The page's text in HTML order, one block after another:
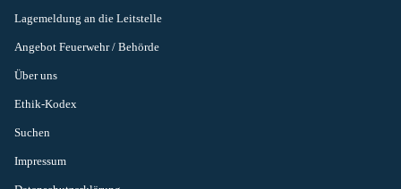
Lagemeldung an die Leitstelle
Angebot Feuerwehr / Behörde
Über uns
Ethik-Kodex
Suchen
Impressum